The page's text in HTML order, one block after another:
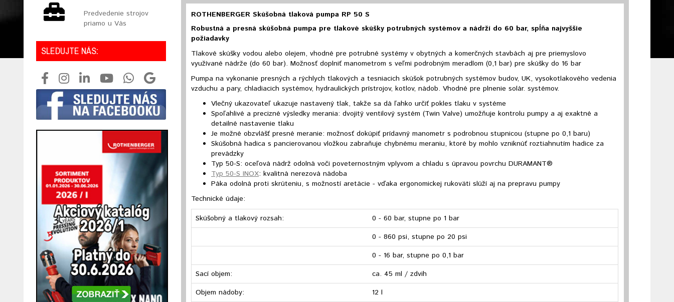
Predvedenie strojov
priamo u Vás
SLEDUJTE NÁS:
ROTHENBERGER Skúšobná tlaková pumpa RP 50 S
Robustná a presná skúšobná pumpa pre tlakové skúšky potrubných systémov a nádrží do 60 bar, spĺňa najvyššie
požiadavky
Tlakové skúšky vodou alebo olejem, vhodné pre potrubné systémy v obytných a komerčných stavbách aj pre priemyslovo
využívané nádrže (do 60 bar). Možnosť doplniť manometrom s veľmi podrobným meradlom (0,1 bar) pre skúšky do 16 bar
Pumpa na vykonanie presných a rýchlych tlakových a tesniacich skúšok potrubných systémov budov, UK, vysokotlakového vedenia
vzduchu a pary, chladiacich systémov, hydraulických prístrojov, kotlov, nádob. Vhodné pre plnenie solár. systémov.
Vlečný ukazovateľ ukazuje nastavený tlak, takže sa dá ľahko určiť pokles tlaku v systéme
Spoľahlivé a precizné výsledky merania: dvojitý ventilový systém (Twin Valve) umožňuje kontrolu pumpy a aj exaktné a
detailné nastavenie tlaku
Je možné obzvlášť presné meranie: možnosť dokúpiť prídavný manometr s podrobnou stupnicou (stupne po 0,1 baru)
Skúšobná hadica s pancierovanou vložkou zabraňuje chybnému meraniu, ktoré by mohlo vzniknúť roztiahnutím hadice za
prevádzky
Typ 50-S: oceľová nádrž odolná voči poveternostným vplyvom a chladu s úpravou povrchu DURAMANT®
Typ 50-S INOX: kvalitná nerezová nádoba
Páka odolná proti skrúteniu, s možností aretácie - vďaka ergonomickej rukoväti slúží aj na prepravu pumpy
Technické údaje:
Skúšobný a tlakový rozsah:
0 - 60 bar, stupne po 1 bar
0 - 860 psi, stupne po 20 psi
0 - 16 bar, stupne po 0,1 bar
Sací objem:
ca. 45 ml / zdvih
Objem nádoby:
12 l